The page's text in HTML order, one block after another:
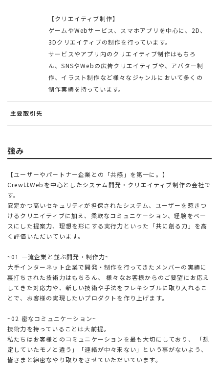
【クリエイティブ制作】
ゲームやWebサービス、スマホアプリを中心に、2D、
3Dクリエイティブの制作を行っています。
サービスやアプリ内のクリエイティブ制作はもちろ
ん、SNSやWebの広告クリエイティブや、アバター制
作、イラスト制作など様々なジャンルにおいて多くの
制作実績を持っています。
主要取引先
強み
【ユーザーやパートナー企業との「共感」を第一に。】
CrewはWebを中心としたシステム開発・クリエイティブ制作の会社で
す。
安定かつ高いセキュリティが担保されたシステム、ユーザーを惹きつ
けるクリエイティブに加え、柔軟なコミュニケーション、経験をベー
スにした提案力、理想を形にする実行力といった「共に創る力」を高
く評価いただいています。
~01 一流企業と並ぶ開発・制作力~
大手インターネット企業で開発・制作を行ってきたメンバーの実績に
裏打ちされた技術力はもちろん、 様々なお客様からのご要望にお応え
してきた対応力や、新しい技術や手法をフレキシブルに取り入れるこ
とで、お客様の実現したいプロダクトを作り上げます。
~02 密なコミュニケーション~
技術力を持っていることは大前提。
私たちはお客様とのコミュニケーションを最も大切にしており、 「想
定していたモノと違う」「連絡が中々来ない」という事がないよう、
皆さまと綿密なやり取りをさせていただいています。